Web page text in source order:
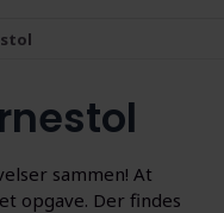
sammen! At
opgave. Der findes